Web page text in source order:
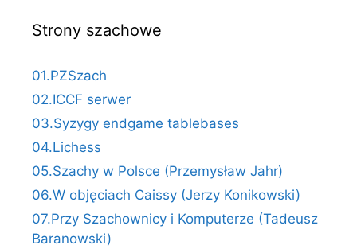
Strony szachowe
01.PZSzach
02.ICCF serwer
03.Syzygy endgame tablebases
04.Lichess
05.Szachy w Polsce (Przemysław Jahr)
06.W objęciach Caissy (Jerzy Konikowski)
07.Przy Szachownicy i Komputerze (Tadeusz
Baranowski)